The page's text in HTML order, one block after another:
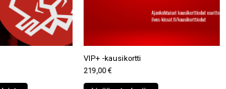
VIP+ -kausikortti
219,00€